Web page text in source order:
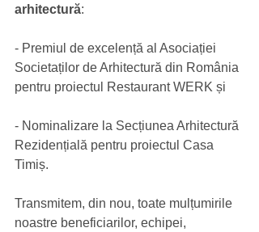
arhitectură:
- Premiul de excelență al Asociației
Societaților de Arhitectură din România
pentru proiectul Restaurant WERK și
- Nominalizare la Secțiunea Arhitectură
Rezidențială pentru proiectul Casa
Timiș.
Transmitem, din nou, toate mulțumirile
noastre beneficiarilor, echipei,